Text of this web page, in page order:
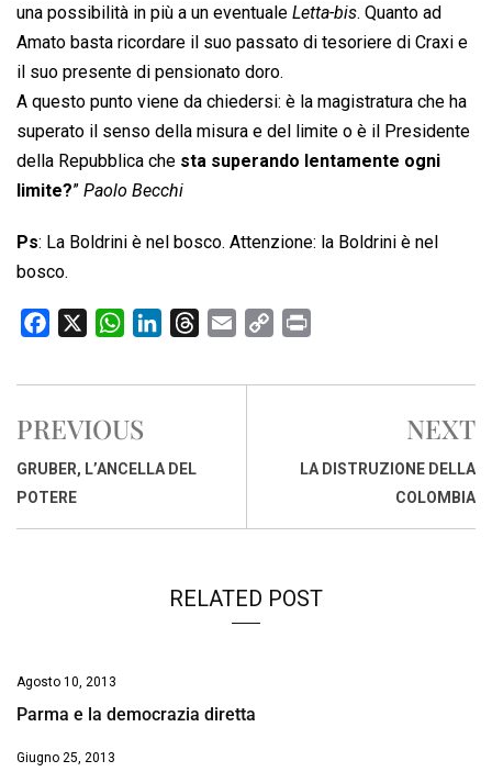
una possibilità in più a un eventuale  Letta-bis. Quanto ad
Amato basta ricordare il suo passato di tesoriere di Craxi e
il suo presente di pensionato doro.
A questo punto viene da chiedersi: è la magistratura che ha
superato il senso della misura e del limite o è il Presidente
della Repubblica che sta superando lentamente ogni
limite?” Paolo Becchi
Ps: La Boldrini è nel bosco. Attenzione: la Boldrini è nel
bosco.
c
b
o
o
W
a
s
A
n
d
r
a
p
i
PREVIOUS
GRUBER, L’ANCELLA DEL
POTERE
NEXT
LA DISTRUZIONE DELLA
COLOMBIA
RELATED POST
Agosto 10, 2013
Parma e la democrazia diretta
Giugno 25, 2013